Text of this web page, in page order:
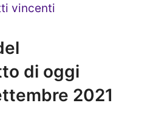
vincenti
di oggi
2021